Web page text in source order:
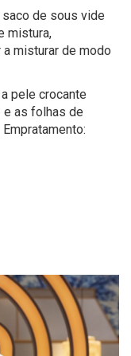
de sous vide
mistura,
misturar de modo
pele crocante
e as folhas de